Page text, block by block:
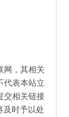
网，其相关
代表本站立
交相关链接
及时予以处